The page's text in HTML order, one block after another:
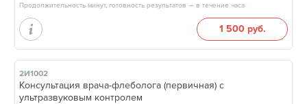
Продолжительность минут, готовность результатов — в течение часа
1 500 руб.
2И1002
Консультация врача-флеболога (первичная) с
ультразвуковым контролем